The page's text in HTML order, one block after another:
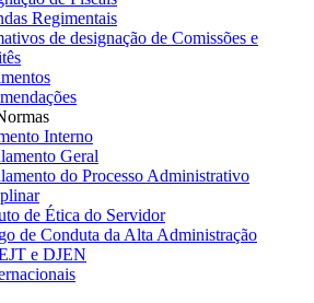
Regimentais
de designação de Comissões e
Interno
Geral
do Processo Administrativo
de Ética do Servidor
de Conduta da Alta Administração
e DJEN